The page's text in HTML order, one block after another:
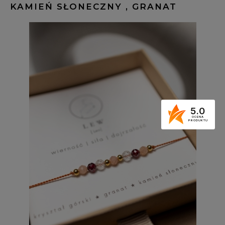
KAMIEŃ SŁONECZNY , GRANAT
5.0
OCENA
PRODUKTU